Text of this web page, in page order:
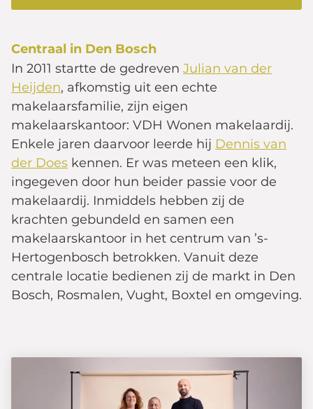
Centraal in Den Bosch
In 2011 startte de gedreven Julian van der
Heijden, afkomstig uit een echte
makelaarsfamilie, zijn eigen
makelaarskantoor: VDH Wonen makelaardij.
Enkele jaren daarvoor leerde hij Dennis van
der Does kennen. Er was meteen een klik,
ingegeven door hun beider passie voor de
makelaardij. Inmiddels hebben zij de
krachten gebundeld en samen een
makelaarskantoor in het centrum van ’s-
Hertogenbosch betrokken. Vanuit deze
centrale locatie bedienen zij de markt in Den
Bosch, Rosmalen, Vught, Boxtel en omgeving.